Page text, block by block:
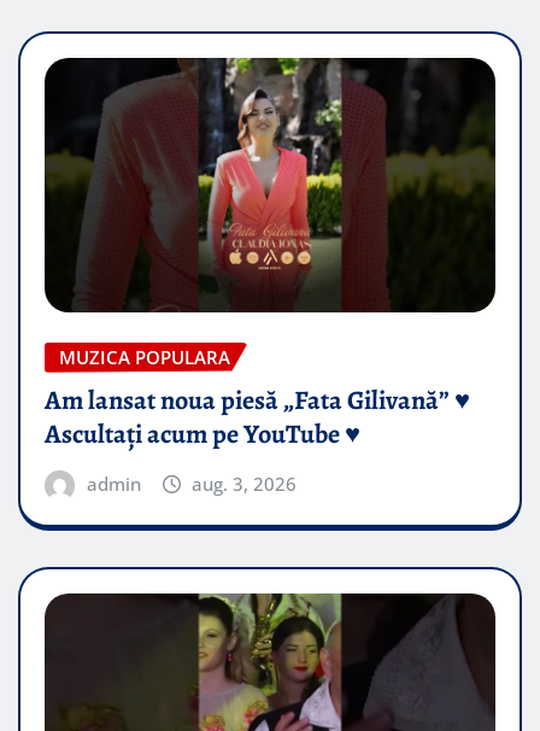
MUZICA POPULARA
Am lansat noua piesă „Fata Gilivană” ♥️
Ascultați acum pe YouTube ♥️
admin aug. 3, 2026